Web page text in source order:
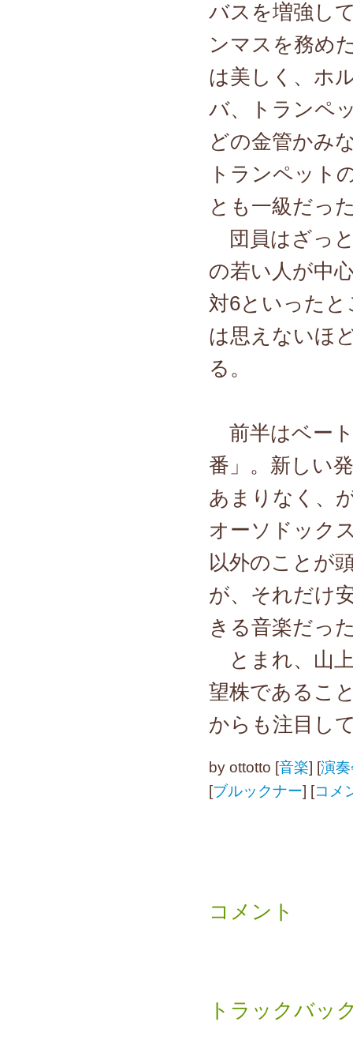
バスを増強し
ンマスを務め
は美しく、ホ
バ、トランペ
どの金管かみ
トランペット
とも一級だっ
団員はざっ
の若い人が中
対6といった
は思えないほ
る。
前半はベー
番」。新しい
あまりなく、
オーソドック
以外のことが
が、それだけ
きる音楽だっ
とまれ、山
望株であるこ
からも注目し
by ottotto [音楽] [演
[ブルックナー] [コメ
コメント
トラックバッ